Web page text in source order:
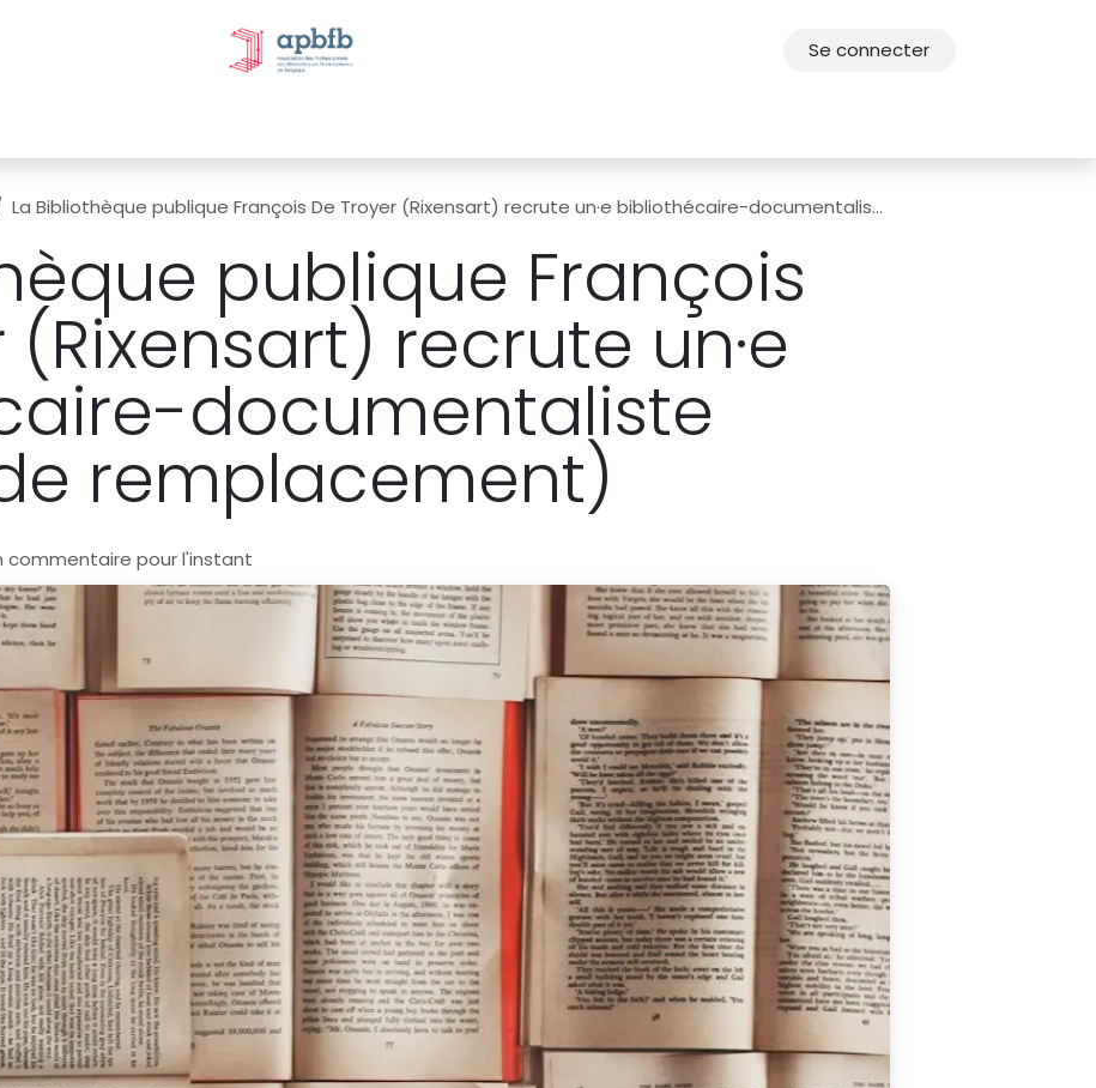
Se connecter
La Bibliothèque publique François De Troyer (Rixensart) recrute un·e bibliothécaire-documentaliste (contrat de remplacement)
publique François
(Rixensart) recrute un·e
documentaliste
remplacement)
commentaire pour l'instant